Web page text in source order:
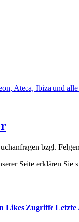
Ateca, Ibiza und
bzgl.
Seite erklären Sie
Likes Zugriffe Letzte